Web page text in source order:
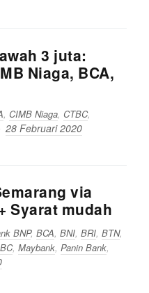
3 juta:
Niaga, BCA,
, CIMB Niaga, CTBC,
28 Februari 2020
via
Syarat mudah
BNP, BCA, BNI, BRI, BTN,
, Maybank, Panin Bank,